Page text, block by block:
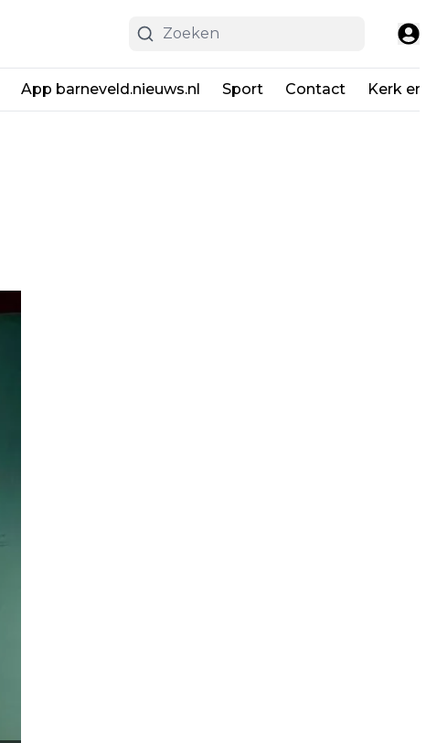
App barneveld.nieuws.nl Sport Contact Kerk